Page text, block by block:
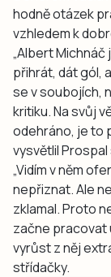
hodně otázek
vzhledem k
„Albert Michnáč
přihrát, dát gól,
se v soubojích,
kritiku. Na svůj
odehráno, je to
vysvětlil
„Vidím v něm
nepřiznat. Ale
zklamal. Proto
začne pracovat
vyrůst z něj
střídačky.